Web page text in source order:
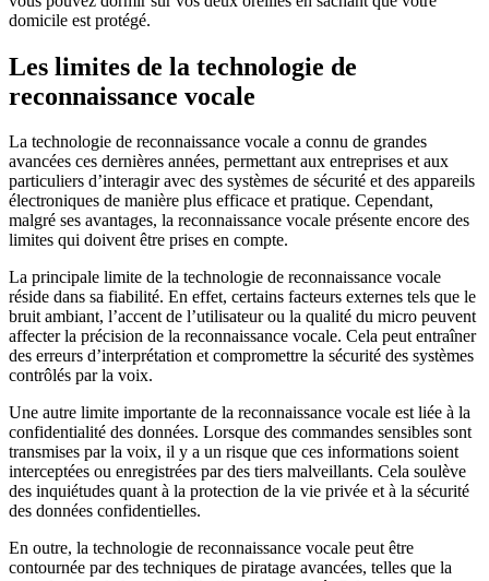
domicile est protégé.
Les limites de la technologie de
reconnaissance vocale
La technologie de reconnaissance vocale a connu de grandes
avancées ces dernières années, permettant aux entreprises et aux
particuliers d’interagir avec des systèmes de sécurité et des appareils
électroniques de manière plus efficace et pratique. Cependant,
malgré ses avantages, la reconnaissance vocale présente encore des
limites qui doivent être prises en compte.
La principale limite de la technologie de reconnaissance vocale
réside dans sa fiabilité. En effet, certains facteurs externes tels que le
bruit ambiant, l’accent de l’utilisateur ou la qualité du micro peuvent
affecter la précision de la reconnaissance vocale. Cela peut entraîner
des erreurs d’interprétation et compromettre la sécurité des systèmes
contrôlés par la voix.
Une autre limite importante de la reconnaissance vocale est liée à la
confidentialité des données. Lorsque des commandes sensibles sont
transmises par la voix, il y a un risque que ces informations soient
interceptées ou enregistrées par des tiers malveillants. Cela soulève
des inquiétudes quant à la protection de la vie privée et à la sécurité
des données confidentielles.
En outre, la technologie de reconnaissance vocale peut être
contournée par des techniques de piratage avancées, telles que la